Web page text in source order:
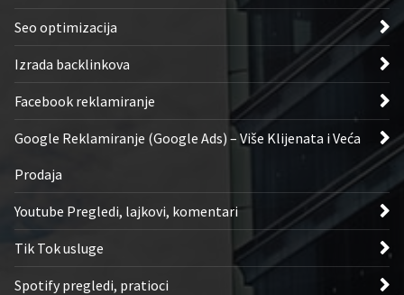
Seo optimizacija
Izrada backlinkova
Facebook reklamiranje
Google Reklamiranje (Google Ads) – Više Klijenata i Veća
Prodaja
Youtube Pregledi, lajkovi, komentari
Tik Tok usluge
Spotify pregledi, pratioci